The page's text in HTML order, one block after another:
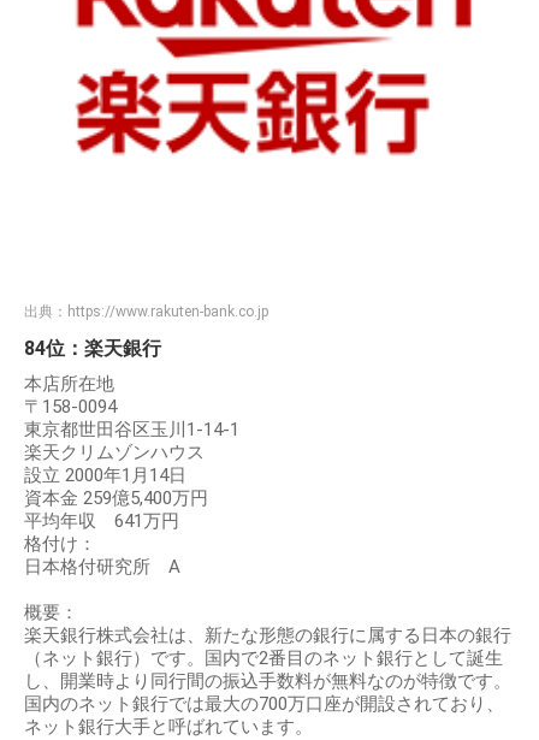
出典： https://www.rakuten-bank.co.jp
84位：楽天銀行
本店所在地
〒158-0094
東京都世田谷区玉川1-14-1
楽天クリムゾンハウス
設立 2000年1月14日
資本金 259億5,400万円
平均年収 641万円
格付け：
日本格付研究所 A
概要：
楽天銀行株式会社は、新たな形態の銀行に属する日本の銀行
（ネット銀行）です。国内で2番目のネット銀行として誕生
し、開業時より同行間の振込手数料が無料なのが特徴です。
国内のネット銀行では最大の700万口座が開設されており、
ネット銀行大手と呼ばれています。